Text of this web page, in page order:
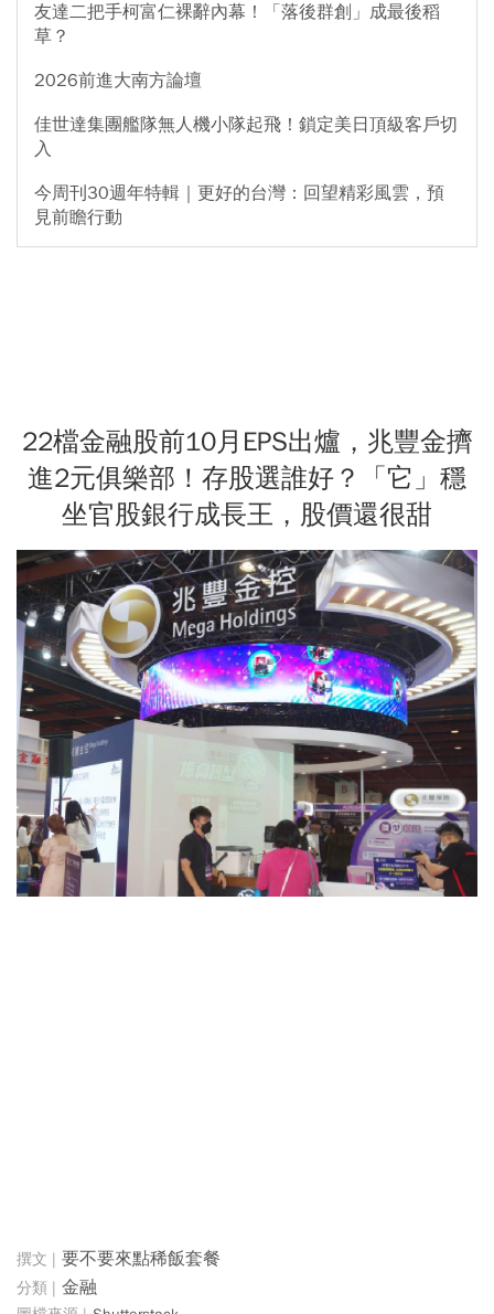
友達二把手柯富仁裸辭內幕！「落後群創」成最後稻
草？
2026前進大南方論壇
佳世達集團艦隊無人機小隊起飛！鎖定美日頂級客戶切
入
今周刊30週年特輯｜更好的台灣：回望精彩風雲，預
見前瞻行動
22檔金融股前10月EPS出爐，兆豐金擠
進2元俱樂部！存股選誰好？「它」穩
坐官股銀行成長王，股價還很甜
要不要來點稀飯套餐
金融